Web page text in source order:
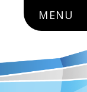
MENU